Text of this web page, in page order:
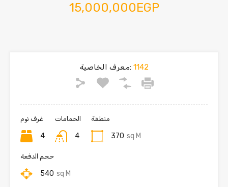
15,000,000EGP
معرف الخاصية:1142
غرف نوم
4
الحمامات
4
منطقة
370 sq M
حجم الدفعة
540 sq M